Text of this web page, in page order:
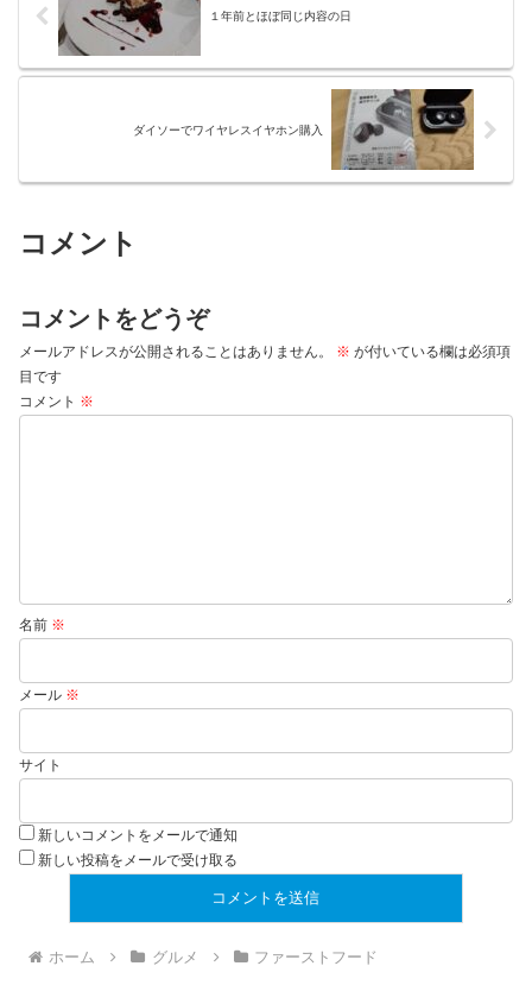
１年前とほぼ同じ内容の日
ダイソーでワイヤレスイヤホン購入
コメント
コメントをどうぞ
メールアドレスが公開されることはありません。 ※ が付いている欄は必須項
目です
コメント ※
名前 ※
メール ※
サイト
新しいコメントをメールで通知
新しい投稿をメールで受け取る
ホーム グルメ ファーストフード